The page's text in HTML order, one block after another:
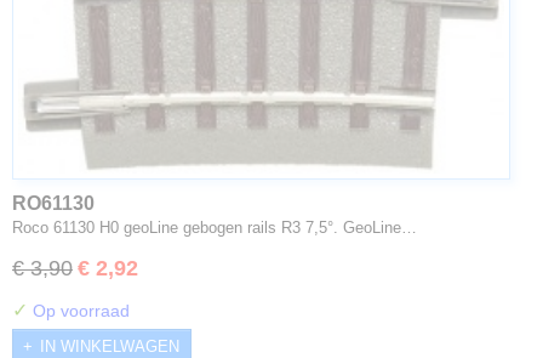
RO61130
Roco 61130 H0 geoLine gebogen rails R3 7,5°. GeoLine…
€ 3,90 € 2,92
✓ Op voorraad
IN WINKELWAGEN